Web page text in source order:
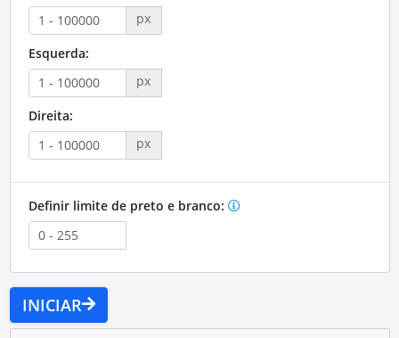
px
Esquerda:
px
Direita:
px
Definir limite de preto e branco:
INICIAR